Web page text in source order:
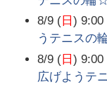
8/9 (日 ) 9:00
うテニスの
8/9 (日 ) 9:00
広げようテ